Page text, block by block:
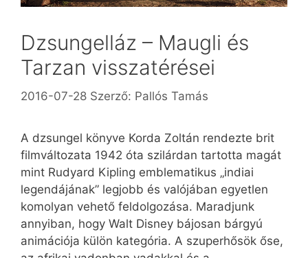
Dzsungelláz – Maugli és
Tarzan visszatérései
2016-07-28 Szerző: Pallós Tamás
A dzsungel könyve Korda Zoltán rendezte brit
filmváltozata 1942 óta szilárdan tartotta magát
mint Rudyard Kipling emblematikus „indiai
legendájának” legjobb és valójában egyetlen
komolyan vehető feldolgozása. Maradjunk
annyiban, hogy Walt Disney bájosan bárgyú
animációja külön kategória. A szuperhősök őse,